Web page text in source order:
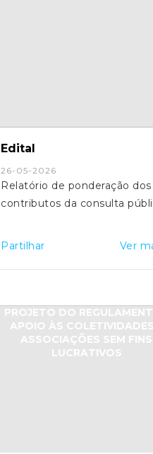
Edital
26-05-2026
Relatório de ponderação dos
contributos da consulta
Partilhar Ver